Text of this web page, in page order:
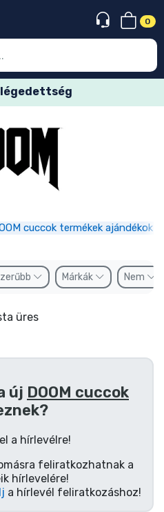
0
cuccok termékek ajándékok
Márkák Nem
üres
új DOOM cuccok
a hírlevélre!
feliratkozhatnak a
hírlevelére!
a hírlevél feliratkozáshoz!